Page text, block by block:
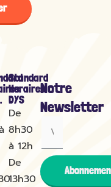
Standard
Horaires
DYS
De
8h30
à 12h
De
13h30
Notre
Newsletter